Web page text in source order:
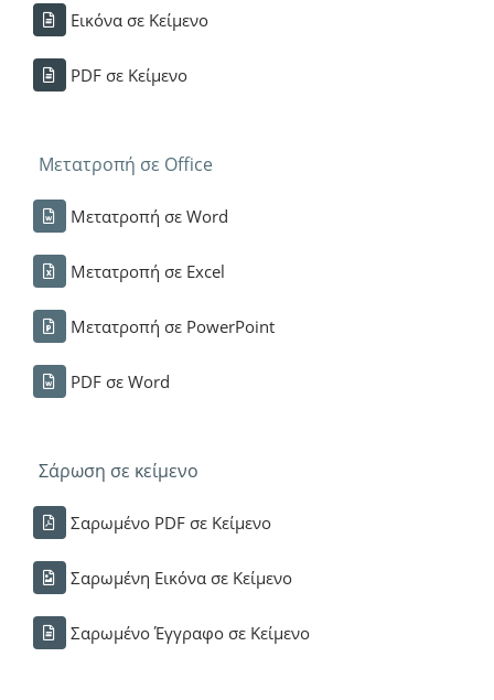
Εικόνα σε Κείμενο
PDF σε Κείμενο
Μετατροπή σε Office
Μετατροπή σε Word
Μετατροπή σε Excel
Μετατροπή σε PowerPoint
PDF σε Word
Σάρωση σε κείμενο
Σαρωμένο PDF σε Κείμενο
Σαρωμένη Εικόνα σε Κείμενο
Σαρωμένο Έγγραφο σε Κείμενο